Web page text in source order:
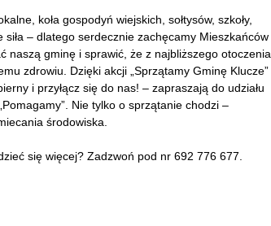
koła gospodyń wiejskich, sołtysów, szkoły,
– dlatego serdecznie zachęcamy Mieszkańców
naszą gminę i sprawić, że z najbliższego otoczenia
zdrowiu. Dzięki akcji „Sprzątamy Gminę Klucze”
i przyłącz się do nas! – zapraszają do udziału
Nie tylko o sprzątanie chodzi –
środowiska.
się więcej? Zadzwoń pod nr 692 776 677.